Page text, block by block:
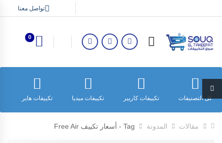
تواصل معنا
0
كل التصنيفات تكييفات كاريير تكييفات ميديا تكييفات هاير
مقالات المدونة Tag - أسعار تكييف Free Air